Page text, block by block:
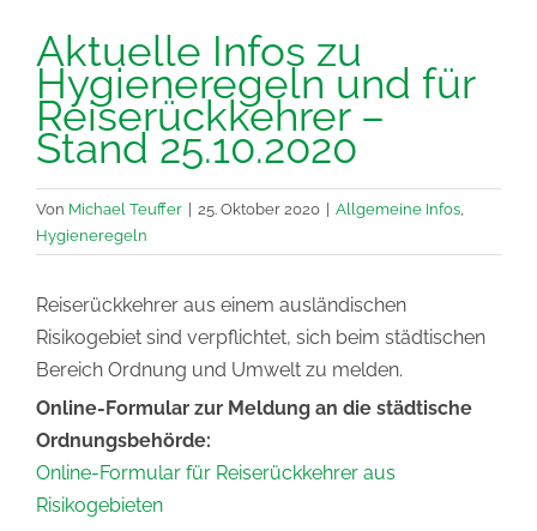
Aktuelle Infos zu
Hygieneregeln und für
Reiserückkehrer –
Stand 25.10.2020
Von Michael Teuffer | 25. Oktober 2020 | Allgemeine Infos
Hygieneregeln
Reiserückkehrer aus einem ausländischen
Risikogebiet sind verpflichtet, sich beim städtischen
Bereich Ordnung und Umwelt zu melden.
Online-Formular zur Meldung an die städtische
Ordnungsbehörde:
Online-Formular für Reiserückkehrer aus
Risikogebieten